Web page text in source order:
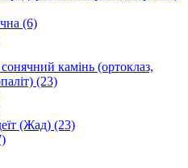
(6)
камінь (ортоклаз,
(23)
(Жад) (23)